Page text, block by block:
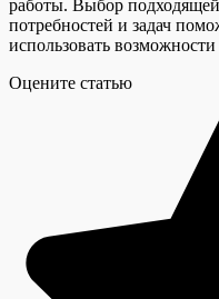
работы. Выбор
потребностей и задач
использовать
Оцените статью